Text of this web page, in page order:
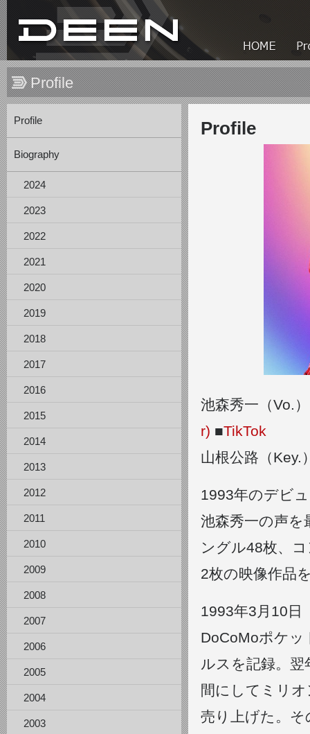
Profile
Profile
Biography
2024
2023
2022
2021
2020
2019
2018
2017
2016
2015
2014
2013
2012
2011
2010
2009
2008
2007
2006
2005
2004
2003
Profile
池森秀一（Vo.
r) ■TikTok
山根公路（
1993年のデビ
池森秀一の声
ングル48枚、
2枚の映像作品
1993年3月10日
DoCoMoポケ
ルスを記録。
間にしてミリ
売り上げた。